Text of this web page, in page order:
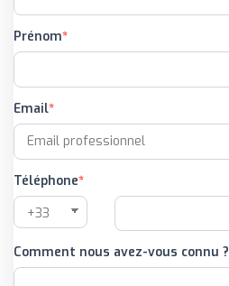
Prénom
Email
Téléphone
Comment nous avez-vous connu ?